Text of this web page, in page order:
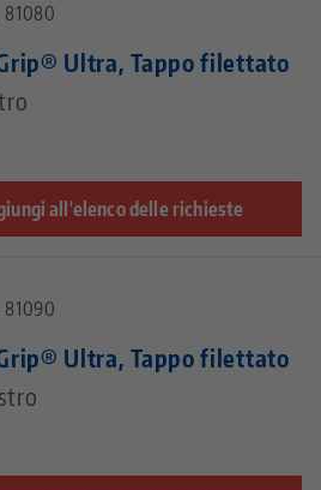
Ultra, Tappo filettato
all'elenco delle richieste
Ultra, Tappo filettato